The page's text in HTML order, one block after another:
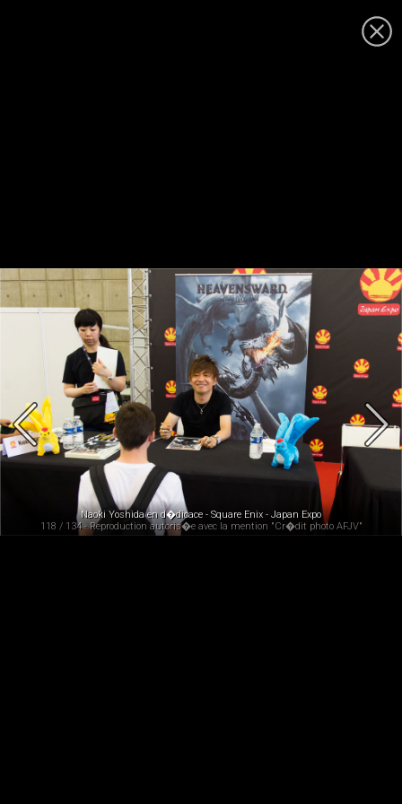
Naoki Yoshida en d�dicace - Square Enix - Japan Expo
118 / 134 - Reproduction autoris�e avec la mention "Cr�dit photo AFJV"